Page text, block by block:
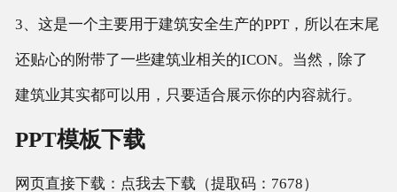
3、这是一个主要用于建筑安全生产的PPT，所以在末尾
还贴心的附带了一些建筑业相关的ICON。当然，除了
建筑业其实都可以用，只要适合展示你的内容就行。
PPT模板下载
网页直接下载：点我去下载（提取码：7678）